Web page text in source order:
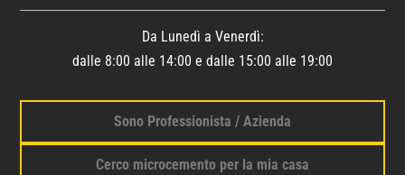
Da Lunedì a Venerdì:
dalle 8:00 alle 14:00 e dalle 15:00 alle 19:00
Sono Professionista / Azienda
Cerco microcemento per la mia casa